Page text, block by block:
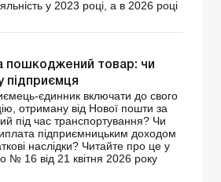
у 2023 році, а в 2026 році
пошкоджений товар: чи
підприємця
єдинник включати до свого
отриману від Нової пошти за
під час транспортування? Чи
підприємницьким доходом
наслідки? Читайте про це у
№ 16 від 21 квітня 2026 року